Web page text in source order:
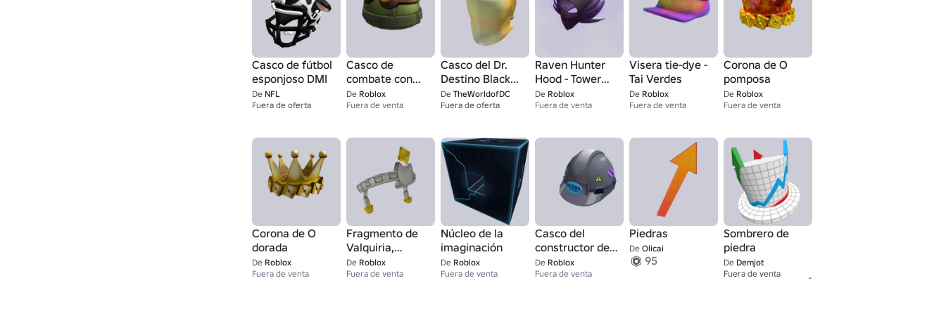
Casco de fútbol
esponjoso DMI
De NFL
Fuera de oferta
Casco de
combate con
gafas
De Roblox
Fuera de venta
Casco del Dr.
Destino Black
Adam
De TheWorldofDC
Fuera de oferta
Raven Hunter
Hood - Tower
Defense
Simulator
De Roblox
Fuera de venta
Visera tie-dye -
Tai Verdes
De Roblox
Fuera de venta
Corona de O
pomposa
De Roblox
Fuera de venta
Corona de O
dorada
De Roblox
Fuera de venta
Fragmento de
Valquiria,
admins
De Roblox
Fuera de venta
Núcleo de la
imaginación
De Roblox
Fuera de venta
Casco del
constructor de
los Bloxy
De Roblox
Fuera de venta
Piedras
De Olicai
95
Sombrero de
piedra
De Demjot
Fuera de venta